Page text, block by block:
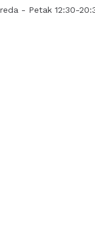
- Petak 12:30-